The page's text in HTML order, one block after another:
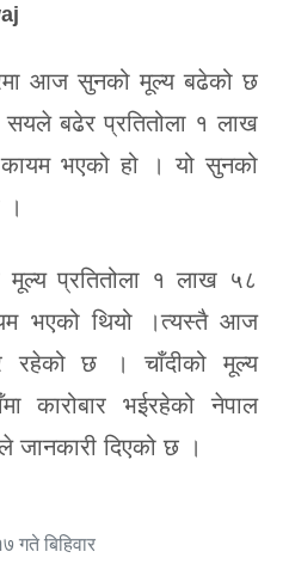
आज सुनको मूल्य बढेको छ
सयले बढेर प्रतितोला १ लाख
भएको हो । यो सुनको
।
प्रतितोला १ लाख ५८
भएको थियो ।त्यस्तै आज
रहेको छ । चाँदीको मूल्य
कारोबार भईरहेको नेपाल
जानकारी दिएको छ ।
गते बिहिवार